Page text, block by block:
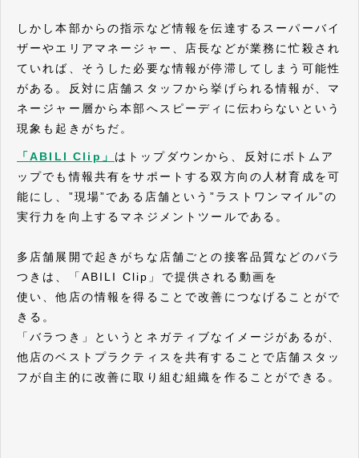
しかし本部からの指示など情報を伝達するスーパーバイ
ザーやエリアマネージャー、店長などが業務に忙殺され
ていれば、そうした必要な情報が停滞してしまう可能性
がある。反対に店舗スタッフから挙げられる情報が、マ
ネージャー層から本部へスピーディに伝わらないという
現象も起きがちだ。
「ABILI Clip」 はトップダウンから、反対にボトムア
ップでも情報共有をサポートする双方向の人材育成を可
能にし、”現場”である店舗という”ラストワンマイル”の
実行力を向上するマネジメントツールである。
多店舗展開で起きがちな店舗ごとの接客品質などのバラ
つきは、「ABILI Clip」で提供される動画を
使い、他店の情報を得ることで改善につなげることがで
きる。
「バラつき」というとネガティブなイメージがあるが、
他店のベストプラクティスを共有することで店舗スタッ
フが自主的に改善に取り組む組織を作ることができる。